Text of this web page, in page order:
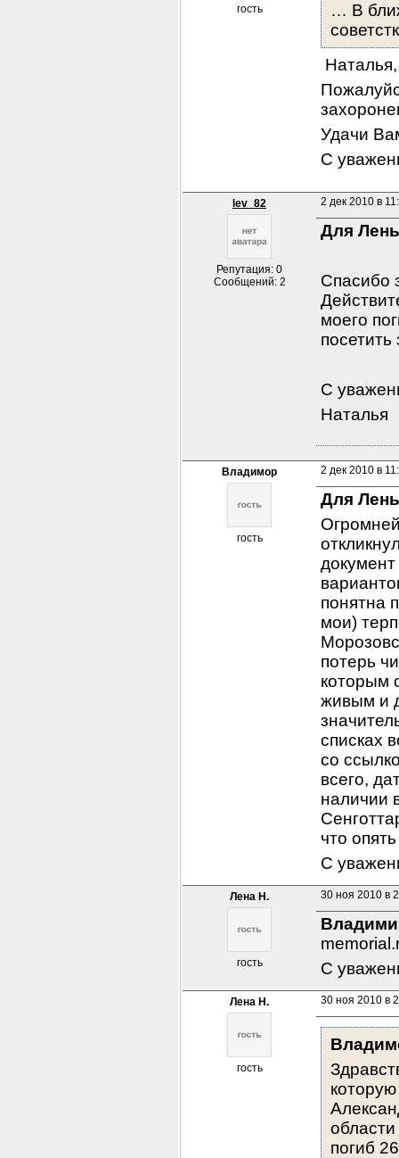
гость
… В
Удачи
С
lev_82
Репутация: 0
Сообщений: 2
2 дек 2010 в
Для
Спасибо
моего
С
Наталья
Владимор
гость
2 дек 2010 в
Для
понятна
мои)
потерь
которым
живым и
списках
со
всего,
наличии
что
С
Лена Н.
гость
30 ноя 2010 в
С
Лена Н.
гость
30 ноя 2010 в
погиб